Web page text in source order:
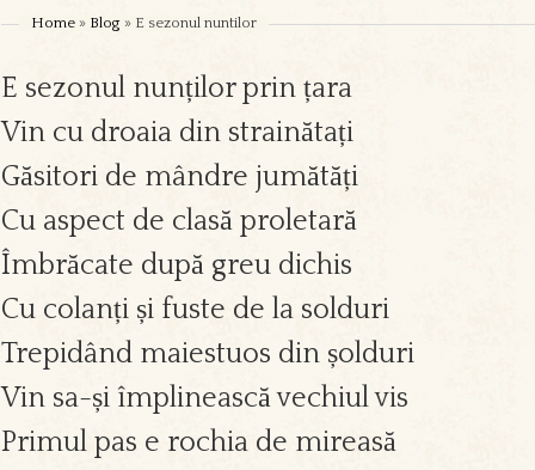
Home » Blog » E sezonul nuntilor
E sezonul nunților prin țara
Vin cu droaia din strainătați
Găsitori de mândre jumătăți
Cu aspect de clasă proletară
Îmbrăcate după greu dichis
Cu colanți și fuste de la solduri
Trepidând maiestuos din șolduri
Vin sa-și împlinească vechiul vis
Primul pas e rochia de mireasă